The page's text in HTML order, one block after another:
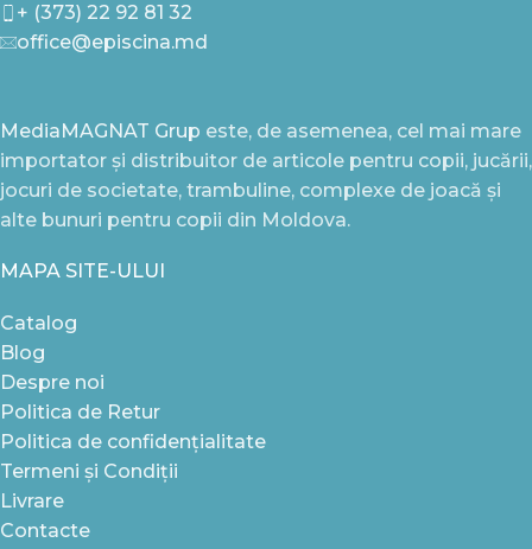
+ (373) 22 92 81 32
office@episcina.md
MediaMAGNAT Grup este, de asemenea, cel mai mare
importator și distribuitor de articole pentru copii, jucării,
jocuri de societate, trambuline, complexe de joacă și
alte bunuri pentru copii din Moldova.
MAPA SITE-ULUI
Catalog
Blog
Despre noi
Politica de Retur
Politica de confidențialitate
Termeni și Condiții
Livrare
Contacte